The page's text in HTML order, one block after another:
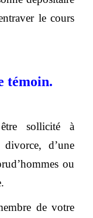
le cours
témoin.
sollicité à
d’une
ou
de votre